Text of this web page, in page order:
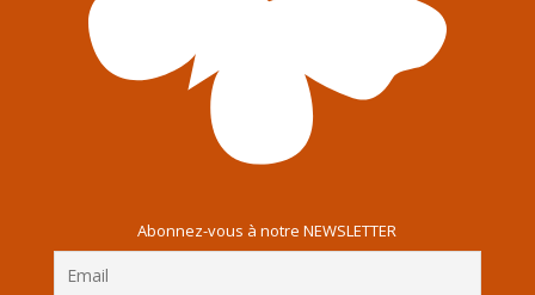
Abonnez-vous à notre NEWSLETTER